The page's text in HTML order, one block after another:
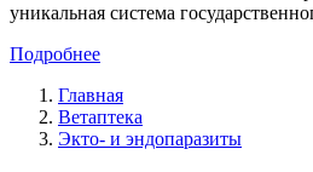
уникальная система
Подробнее
Главная
Ветаптека
Экто- и эндопаразиты